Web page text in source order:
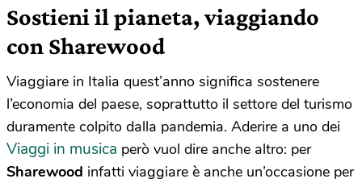
Sostieni il pianeta, viaggiando
con Sharewood
Viaggiare in Italia quest’anno significa sostenere
l’economia del paese, soprattutto il settore del turismo
duramente colpito dalla pandemia. Aderire a uno dei
Viaggi in musica però vuol dire anche altro: per
Sharewood infatti viaggiare è anche un’occasione per